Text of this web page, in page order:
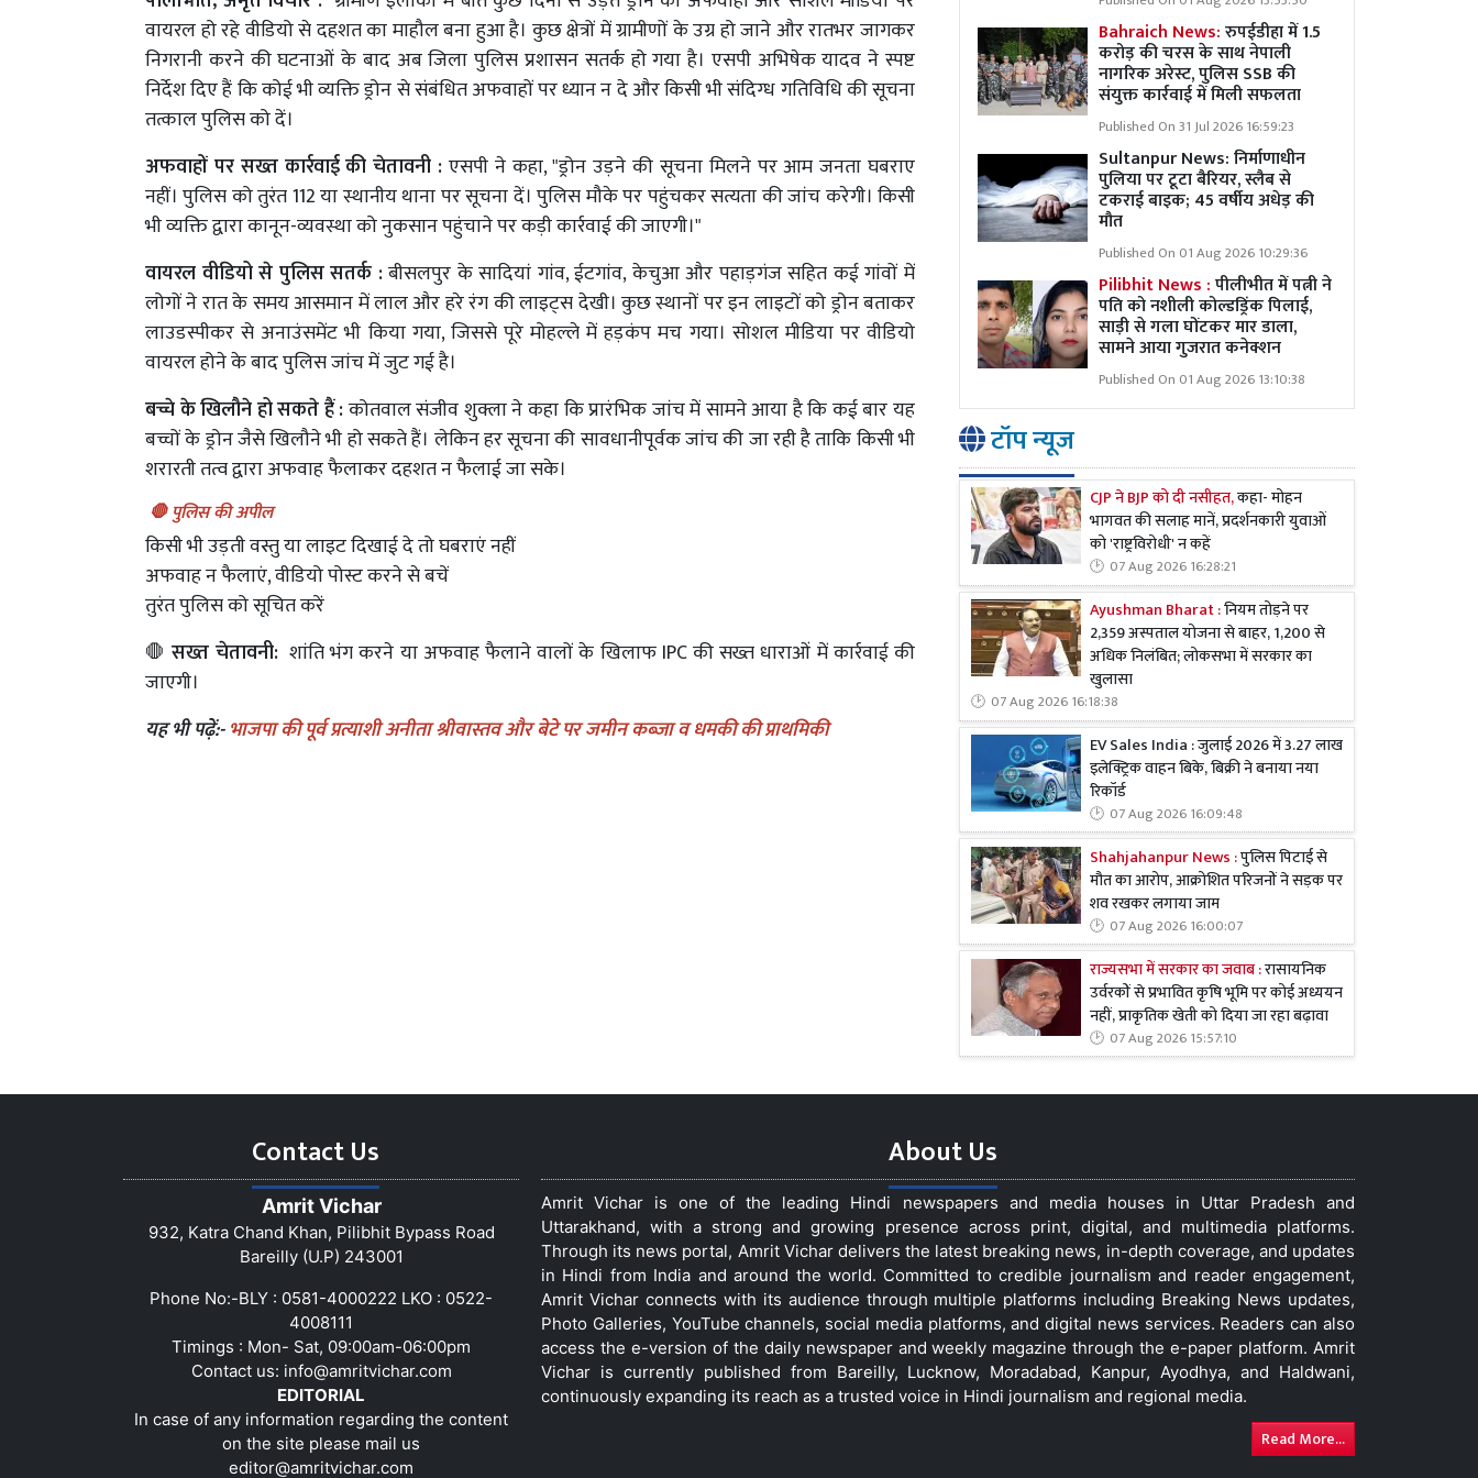
वायरल हो रहे वीडियो से दहशत का माहौल बना हुआ है। कुछ क्षेत्रों में ग्रामीणों के उग्र हो जाने और रातभर जागकर
निगरानी करने की घटनाओं के बाद अब जिला पुलिस प्रशासन सतर्क हो गया है। एसपी अभिषेक यादव ने स्पष्ट
निर्देश दिए हैं कि कोई भी व्यक्ति ड्रोन से संबंधित अफवाहों पर ध्यान न दे और किसी भी संदिग्ध गतिविधि की सूचना
तत्काल पुलिस को दें।
अफवाहों पर सख्त कार्रवाई की चेतावनी : एसपी ने कहा, "ड्रोन उड़ने की सूचना मिलने पर आम जनता घबराए
नहीं। पुलिस को तुरंत 112 या स्थानीय थाना पर सूचना दें। पुलिस मौके पर पहुंचकर सत्यता की जांच करेगी। किसी
भी व्यक्ति द्वारा कानून-व्यवस्था को नुकसान पहुंचाने पर कड़ी कार्रवाई की जाएगी।"
वायरल वीडियो से पुलिस सतर्क :बीसलपुर के सादियां गांव, ईटगांव, केचुआ और पहाड़गंज सहित कई गांवों में
लोगों ने रात के समय आसमान में लाल और हरे रंग की लाइट्स देखी। कुछ स्थानों पर इन लाइटों को ड्रोन बताकर
लाउडस्पीकर से अनाउंसमेंट भी किया गया, जिससे पूरे मोहल्ले में हड़कंप मच गया। सोशल मीडिया पर वीडियो
वायरल होने के बाद पुलिस जांच में जुट गई है।
बच्चे के खिलौने हो सकते हैं :कोतवाल संजीव शुक्ला ने कहा कि प्रारंभिक जांच में सामने आया है कि कई बार यह
बच्चों के ड्रोन जैसे खिलौने भी हो सकते हैं। लेकिन हर सूचना की सावधानीपूर्वक जांच की जा रही है ताकि किसी भी
शरारती तत्व द्वारा अफवाह फैलाकर दहशत न फैलाई जा सके।
🛑 पुलिस की अपील
किसी भी उड़ती वस्तु या लाइट दिखाई दे तो घबराएं नहीं
अफवाह न फैलाएं, वीडियो पोस्ट करने से बचें
तुरंत पुलिस को सूचित करें
🛑सख्त चेतावनी: शांति भंग करने या अफवाह फैलाने वालों के खिलाफ IPC की सख्त धाराओं में कार्रवाई की
जाएगी।
यह भी पढ़ें:-भाजपा की पूर्व प्रत्याशी अनीता श्रीवास्तव और बेटे पर जमीन कब्जा व धमकी की प्राथमिकी
Bahraich News:रुपईडीहा में 1.5
करोड़ की चरस के साथ नेपाली
नागरिक अरेस्ट, पुलिस SSB की
संयुक्त कार्रवाई में मिली सफलता
Published On 31 Jul 2026 16:59:23
Sultanpur News: निर्माणाधीन
पुलिया पर टूटा बैरियर, स्लैब से
टकराई बाइक; 45 वर्षीय अधेड़ की
मौत
Published On 01 Aug 2026 10:29:36
Pilibhit News :पीलीभीत में पत्नी ने
पति को नशीली कोल्डड्रिंक पिलाई,
साड़ी से गला घोंटकर मार डाला,
सामने आया गुजरात कनेक्शन
Published On 01 Aug 2026 13:10:38
टॉप न्यूज
CJP ने BJP को दी नसीहत,कहा- मोहन
भागवत की सलाह मानें, प्रदर्शनकारी युवाओं
को 'राष्ट्रविरोधी' न कहें
07 Aug 2026 16:28:21
Ayushman Bharat :नियम तोड़ने पर
2,359 अस्पताल योजना से बाहर, 1,200 से
अधिक निलंबित; लोकसभा में सरकार का
खुलासा
07 Aug 2026 16:18:38
EV Sales India : जुलाई 2026 में 3.27 लाख
इलेक्ट्रिक वाहन बिके, बिक्री ने बनाया नया
रिकॉर्ड
07 Aug 2026 16:09:48
Shahjahanpur News :पुलिस पिटाई से
मौत का आरोप, आक्रोशित परिजनों ने सड़क पर
शव रखकर लगाया जाम
07 Aug 2026 16:00:07
राज्यसभा में सरकार का जवाब :रासायनिक
उर्वरकों से प्रभावित कृषि भूमि पर कोई अध्ययन
नहीं, प्राकृतिक खेती को दिया जा रहा बढ़ावा
07 Aug 2026 15:57:10
Contact Us
Amrit Vichar
932, Katra Chand Khan, Pilibhit Bypass Road
Bareilly (U.P) 243001
Phone No:-BLY : 0581-4000222 LKO : 0522-
4008111
Timings : Mon- Sat, 09:00am-06:00pm
Contact us: info@amritvichar.com
EDITORIAL
In case of any information regarding the content
on the site please mail us
editor@amritvichar.com
About Us
Amrit Vichar is one of the leading Hindi newspapers and media houses in Uttar Pradesh and
Uttarakhand, with a strong and growing presence across print, digital, and multimedia platforms.
Through its news portal, Amrit Vichar delivers the latest breaking news, in-depth coverage, and updates
in Hindi from India and around the world. Committed to credible journalism and reader engagement,
Amrit Vichar connects with its audience through multiple platforms including Breaking News updates,
Photo Galleries, YouTube channels, social media platforms, and digital news services. Readers can also
access the e-version of the daily newspaper and weekly magazine through the e-paper platform. Amrit
Vichar is currently published from Bareilly, Lucknow, Moradabad, Kanpur, Ayodhya, and Haldwani,
continuously expanding its reach as a trusted voice in Hindi journalism and regional media.
Read More...